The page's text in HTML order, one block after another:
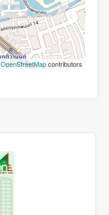
OpenStreetMapcontributors